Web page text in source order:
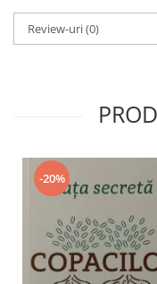
Review-uri(0)
-20%